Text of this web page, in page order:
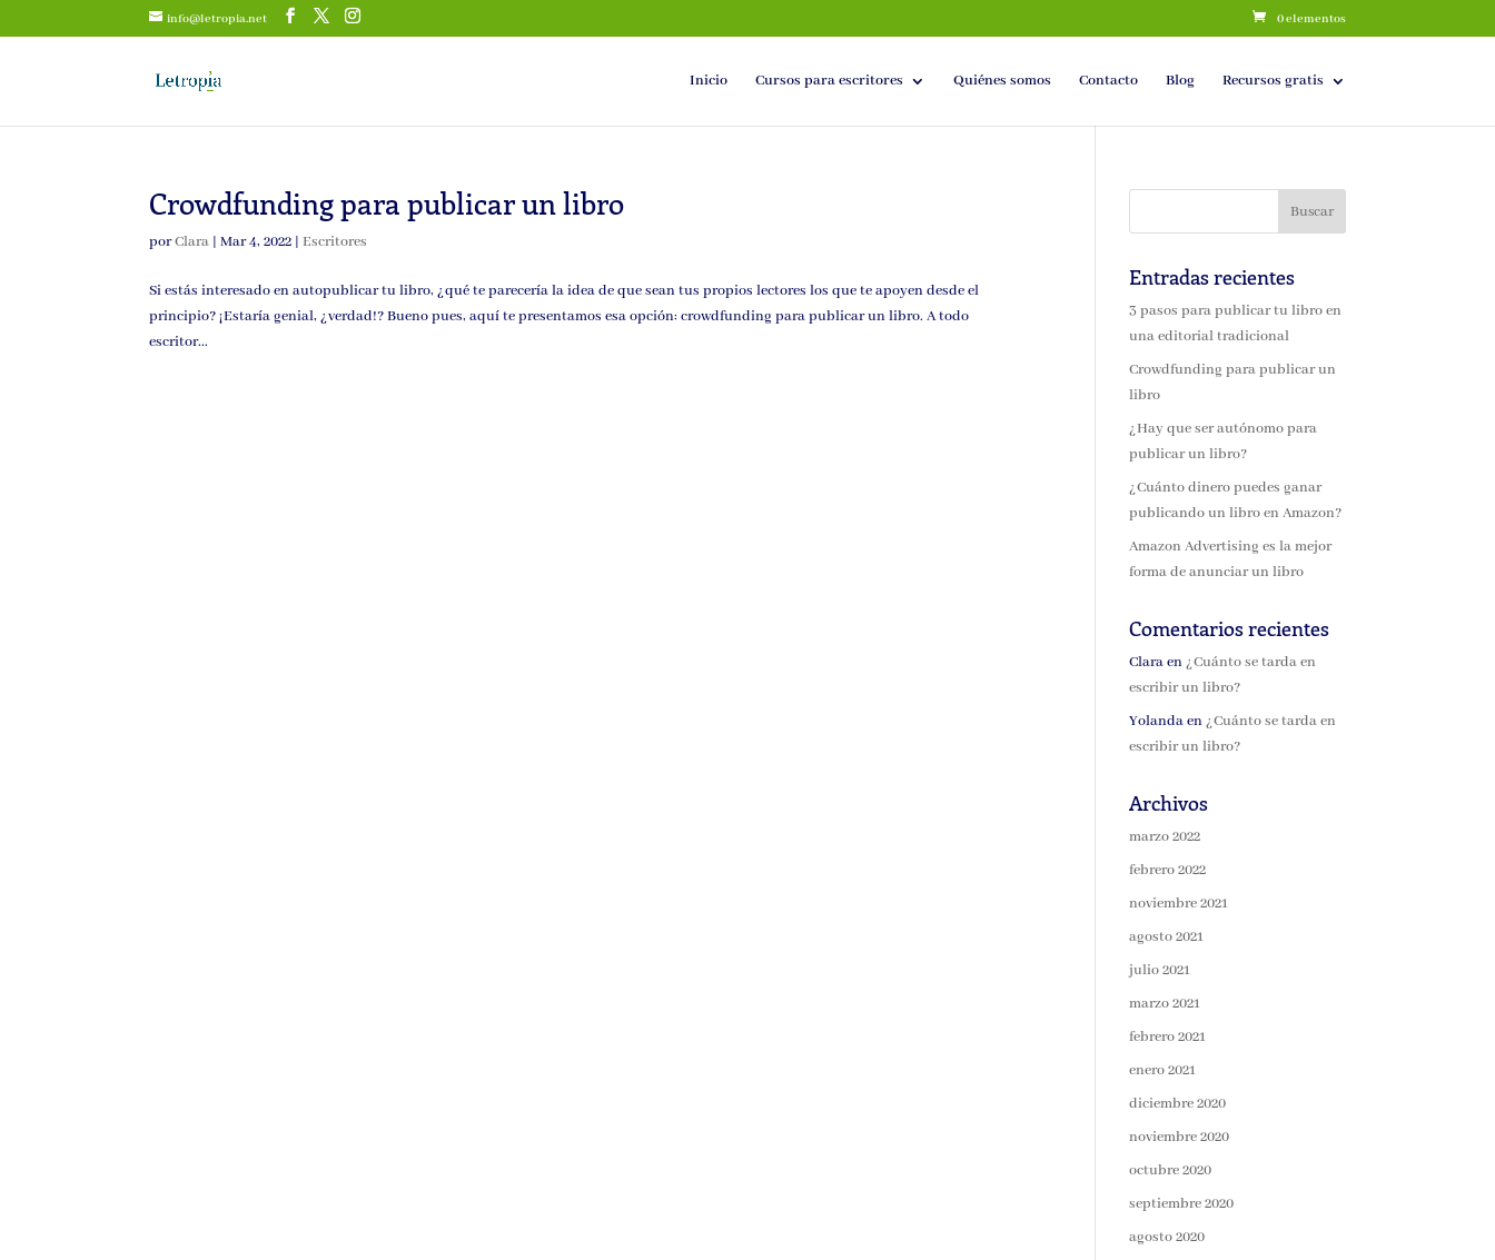
info@letropia.net 0 elementos
Inicio Cursos para escritores Quiénes somos Contacto Blog Recursos gratis
Crowdfunding para publicar un libro
porClara |Mar 4, 2022 |Escritores
Si estás interesado en autopublicar tu libro, ¿qué te parecería la idea de que sean tus propios lectores los que te apoyen desde el
principio? ¡Estaría genial, ¿verdad!? Bueno pues, aquí te presentamos esa opción: crowdfunding para publicar un libro. A todo
escritor...
Entradas recientes
3 pasos para publicar tu libro en
una editorial tradicional
Crowdfunding para publicar un
libro
¿Hay que ser autónomo para
publicar un libro?
¿Cuánto dinero puedes ganar
publicando un libro en Amazon?
Amazon Advertising es la mejor
forma de anunciar un libro
Comentarios recientes
Claraen¿Cuánto se tarda en
escribir un libro?
Yolandaen¿Cuánto se tarda en
escribir un libro?
Archivos
marzo 2022
febrero 2022
noviembre 2021
agosto 2021
julio 2021
marzo 2021
febrero 2021
enero 2021
diciembre 2020
noviembre 2020
octubre 2020
septiembre 2020
agosto 2020